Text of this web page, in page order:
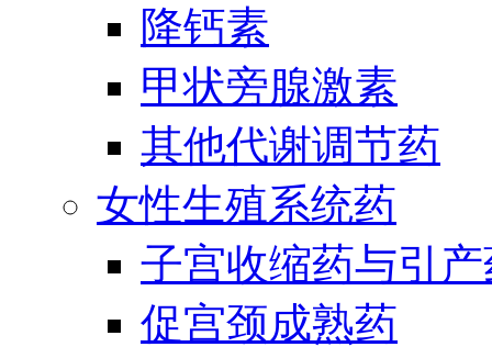
降钙素
甲状旁腺激素
其他代谢调节药
女性生殖系统药
子宫收缩药与引
促宫颈成熟药